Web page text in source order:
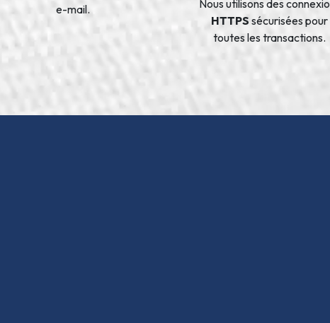
e-mail.
Nous utilisons des
HTTPS sécurisées pour
toutes les transactions.